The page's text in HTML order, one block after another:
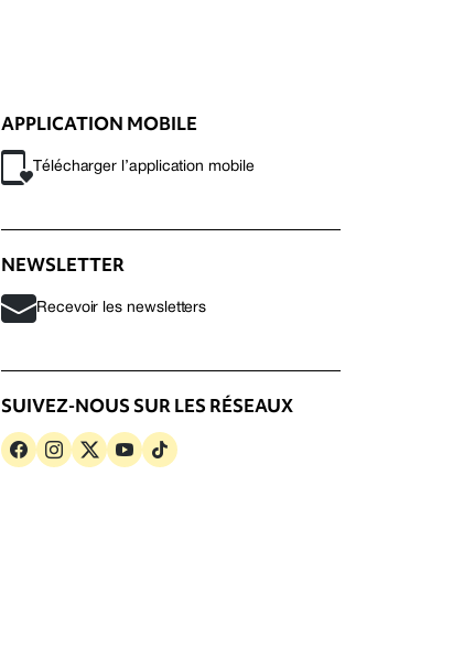
APPLICATION MOBILE
Télécharger l’application mobile
NEWSLETTER
Recevoir les newsletters
SUIVEZ-NOUS SUR LES RÉSEAUX